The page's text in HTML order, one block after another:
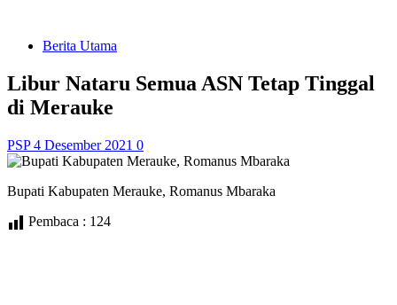
Berita Utama
Libur Nataru Semua ASN Tetap Tinggal
di Merauke
PSP4 Desember 2021 0
Bupati Kabupaten Merauke, Romanus Mbaraka
Pembaca : 124